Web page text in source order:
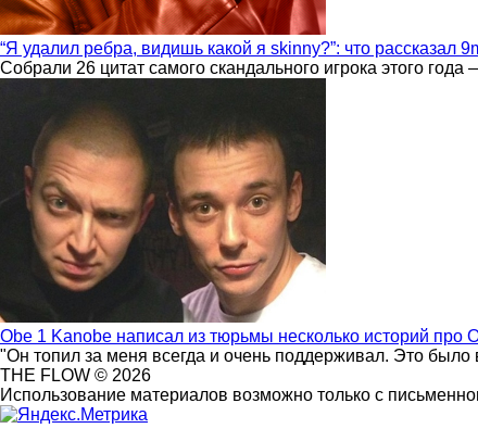
“Я удалил ребра, видишь какой я skinny?”: что рассказал
Собрали 26 цитат самого скандального игрока этого
Obe 1 Kanobe написал из тюрьмы несколько историй про
"Он топил за меня всегда и очень поддерживал. Это было
THE FLOW © 2026
Использование материалов возможно только с